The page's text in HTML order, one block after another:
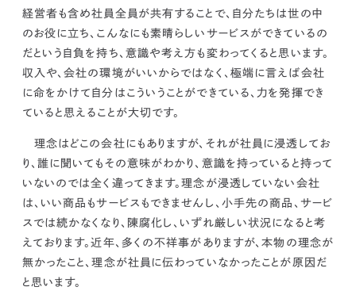
経営者も含め社員全員が共有することで、自分たちは世の中
のお役に立ち、 こんなにも素晴らしいサービスができているの
だという自負を持ち、意識や考え方も変わってくる と思います。
収入や、会社の環境がいいからではなく、極端に言えば会社
に命をかけて 自分はこういうことができている、力を発揮でき
ていると思えることが大切 です。
理念はどこの会社にもありますが、それが社員に浸透 してお
り、誰に聞いても その意味がわかり、意識を持っていると持って
いないのでは全く違ってきます。理念が浸透していない会社
は、いい商品もサービスもできません し、小手先の商品、サービ
スでは続かなくなり、 陳腐化し 、いずれ厳しい状況になると考
えております。近年、多くの不祥事がありますが、本物の理念が
無かったこと、理念が社員に伝わっていなかったことが原因だ
と思います。